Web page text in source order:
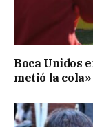
Boca Unidos
metió la cola»